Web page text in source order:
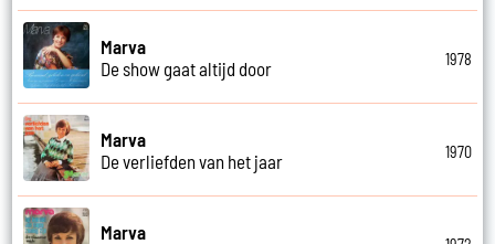
Marva
De show gaat altijd door
1978
Marva
De verliefden van het jaar
1970
Marva